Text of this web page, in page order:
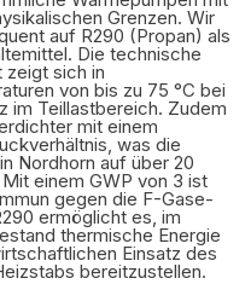
Grenzen. Wir
auf R290 (Propan) als
Die technische
zeigt sich in
von bis zu 75 °C bei
im Teillastbereich. Zudem
mit einem
was die
Nordhorn auf über 20
einem GWP von 3 ist
gegen die F-Gase-
ermöglicht es, im
thermische Energie
Einsatz des
bereitzustellen.